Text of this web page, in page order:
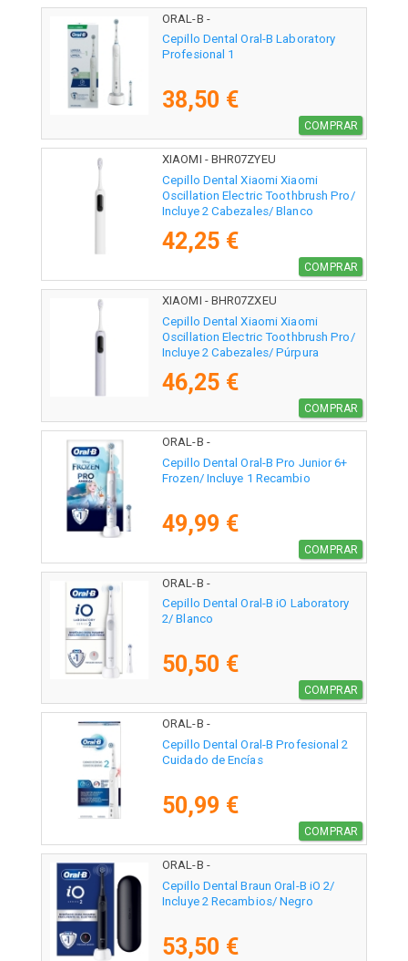
ORAL-B -
Cepillo Dental Oral-B Laboratory
Profesional 1
38,50 €
COMPRAR
XIAOMI - BHR07ZYEU
Cepillo Dental Xiaomi Xiaomi
Oscillation Electric Toothbrush Pro/
Incluye 2 Cabezales/ Blanco
42,25 €
COMPRAR
XIAOMI - BHR07ZXEU
Cepillo Dental Xiaomi Xiaomi
Oscillation Electric Toothbrush Pro/
Incluye 2 Cabezales/ Púrpura
46,25 €
COMPRAR
ORAL-B -
Cepillo Dental Oral-B Pro Junior 6+
Frozen/ Incluye 1 Recambio
49,99 €
COMPRAR
ORAL-B -
Cepillo Dental Oral-B iO Laboratory
2/ Blanco
50,50 €
COMPRAR
ORAL-B -
Cepillo Dental Oral-B Profesional 2
Cuidado de Encías
50,99 €
COMPRAR
ORAL-B -
Cepillo Dental Braun Oral-B iO 2/
Incluye 2 Recambios/ Negro
53,50 €